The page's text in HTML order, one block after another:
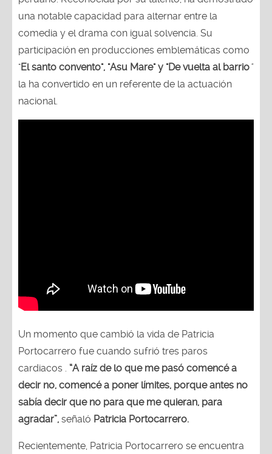
una notable capacidad para alternar entre la
comedia y el drama con igual solvencia. Su
participación en producciones emblemáticas como
"El santo convento", "Asu Mare" y "De vuelta al barrio"
la ha convertido en un referente de la actuación
nacional.
Un momento que cambió la vida de Patricia
Portocarrero fue cuando sufrió tres paros
cardiacos . “A raíz de lo que me pasó comencé a
decir no, comencé a poner límites, porque antes no
sabía decir que no para que me quieran, para
agradar”, señaló Patricia Portocarrero.
Recientemente, Patricia Portocarrero se encuentra